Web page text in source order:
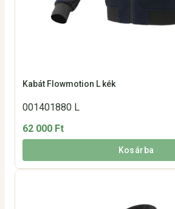
Kabát Flowmotion L kék
001401880 L
62 000 Ft
Kosárba